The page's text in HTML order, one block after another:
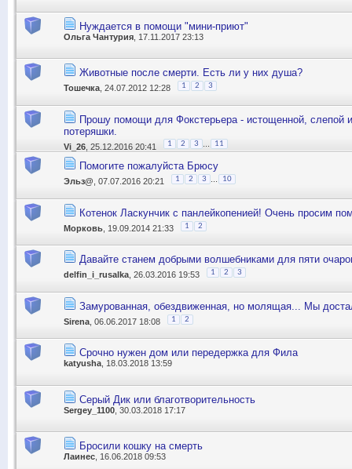
Нуждается в помощи "мини-приют"
Ольга Чантурия , 17.11.2017 23:13
Животные после смерти. Есть ли у них душа?
Тошечка , 24.07.2012 12:28 1 2 3
Прошу помощи для Фокстерьера - истощенной, слепой и
потеряшки.
Vi_26 , 25.12.2016 20:41 1 2 3 11
Помогите пожалуйста Брюсу
Эльз@ , 07.07.2016 20:21 1 2 3 10
Котенок Ласкунчик с панлейкопенией! Очень просим
Морковь , 19.09.2014 21:33 1 2
Давайте станем добрыми волшебниками для пяти
delfin_i_rusalka , 26.03.2016 19:53 1 2 3
Замурованная, обездвиженная, но молящая... Мы
Sirena , 06.06.2017 18:08 1 2
Срочно нужен дом или передержка для Фила
katyusha , 18.03.2018 13:59
Серый Дик или благотворительность
Sergey_1100 , 30.03.2018 17:17
Бросили кошку на смерть
Лаинес , 16.06.2018 09:53